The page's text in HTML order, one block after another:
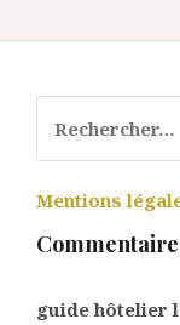
Mentions
guide hôtelier